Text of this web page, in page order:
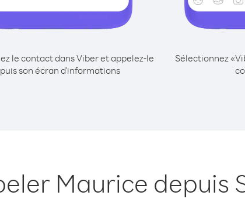
le contact dans Viber et appelez-le
son écran d'informations
Sélectionnez
Maurice depuis